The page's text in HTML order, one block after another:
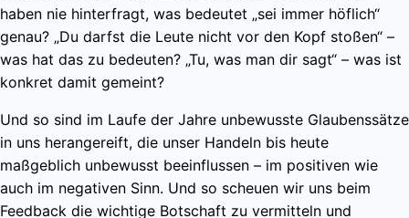
haben nie hinterfragt, was bedeutet „sei immer höflich“
genau? „Du darfst die Leute nicht vor den Kopf stoßen“ –
was hat das zu bedeuten? „Tu, was man dir sagt“ – was ist
konkret damit gemeint?
Und so sind im Laufe der Jahre unbewusste Glaubenssätze
in uns herangereift, die unser Handeln bis heute
maßgeblich unbewusst beeinflussen – im positiven wie
auch im negativen Sinn. Und so scheuen wir uns beim
Feedback die wichtige Botschaft zu vermitteln und